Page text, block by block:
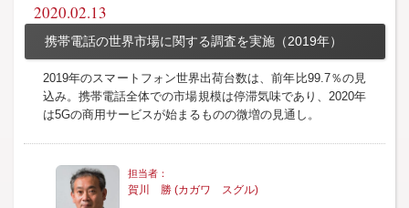
2020.02.13
携帯電話の世界市場に関する調査を実施（2019年）
2019年のスマートフォン世界出荷台数は、前年比99.7％の見
込み。携帯電話全体での市場規模は停滞気味であり、2020年
は5Gの商用サービスが始まるものの微増の見通し。
賀川 勝 (カガワ スグル)